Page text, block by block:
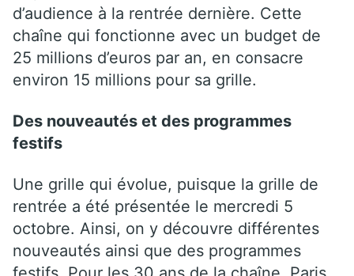
d’audience à la rentrée dernière. Cette
chaîne qui fonctionne avec un budget de
25 millions d’euros par an, en consacre
environ 15 millions pour sa grille.
Des nouveautés et des programmes
festifs
Une grille qui évolue, puisque la grille de
rentrée a été présentée le mercredi 5
octobre. Ainsi, on y découvre différentes
nouveautés ainsi que des programmes